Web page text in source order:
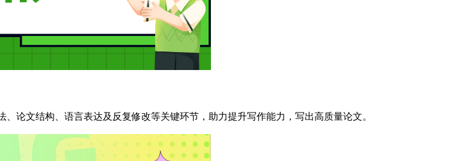
论文结构、语言表达及反复修改等关键环节，助力提升写作能力，写出高质量论文。